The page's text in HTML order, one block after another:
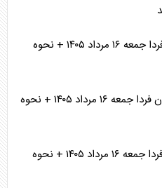
جدول قطعی برق استان تهران فردا جمعه ۱۶ مرداد ۱۴۰۵ + نحوه
جدول قطعی برق استان مازندران فردا جمعه ۱۶ مرداد ۱۴۰۵ + نحوه
جدول قطعی برق استان گیلان فردا جمعه ۱۶ مرداد ۱۴۰۵ + نحوه